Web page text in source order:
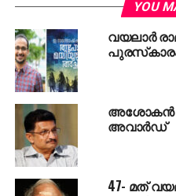
ലോകത്ത്
എന്നിട്ടും മൊസാദിന്
ചോദ്യങ്ങള്‍
YOU
വയലാര്‍
അശോകന്‍
അവാര്‍ഡ്
47- മത്